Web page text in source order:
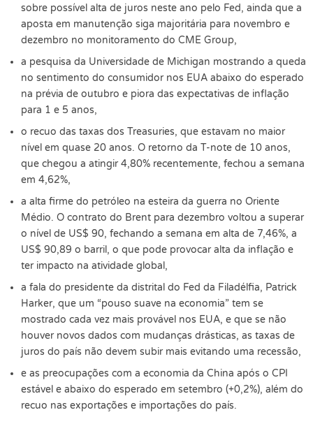
sobre possível alta de juros neste ano pelo Fed, ainda que a
aposta em manutenção siga majoritária para novembro e
dezembro no monitoramento do CME Group,
a pesquisa da Universidade de Michigan mostrando a queda
no sentimento do consumidor nos EUA abaixo do esperado
na prévia de outubro e piora das expectativas de inflação
para 1 e 5 anos,
o recuo das taxas dos Treasuries, que estavam no maior
nível em quase 20 anos. O retorno da T-note de 10 anos,
que chegou a atingir 4,80% recentemente, fechou a semana
em 4,62%,
a alta firme do petróleo na esteira da guerra no Oriente
Médio. O contrato do Brent para dezembro voltou a superar
o nível de US$ 90, fechando a semana em alta de 7,46%, a
US$ 90,89 o barril, o que pode provocar alta da inflação e
ter impacto na atividade global,
a fala do presidente da distrital do Fed da Filadélfia, Patrick
Harker, que um “pouso suave na economia” tem se
mostrado cada vez mais provável nos EUA, e que se não
houver novos dados com mudanças drásticas, as taxas de
juros do país não devem subir mais evitando uma recessão,
e as preocupações com a economia da China após o CPI
estável e abaixo do esperado em setembro (+0,2%), além do
recuo nas exportações e importações do país.